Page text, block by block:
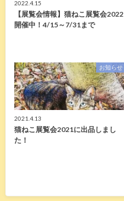
2022.4.15
【展覧会情報】猫ねこ展覧会2022
開催中！4/15～7/31まで
お知らせ
2021.4.13
猫ねこ展覧会2021に出品しまし
た！